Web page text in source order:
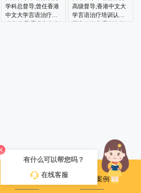
学科总督导;曾任香港
中文大学言语治疗科
高级督导;香港中文大
学言语治疗培训认证;
政策动态 成长案例
有什么可以帮您吗？
在线客服